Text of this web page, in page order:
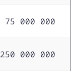
75 000 000
250 000 000